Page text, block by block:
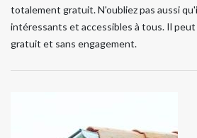
totalement gratuit. N'oubliez pas aussi
intéressants et accessibles à tous. Il
gratuit et sans engagement.